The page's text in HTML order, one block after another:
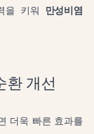
을 키워 만성비염
환 개선
더욱 빠른 효과를